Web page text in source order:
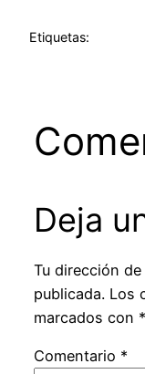
Etiquetas:
Deja
Tu dirección
publicada. Los
marcados con *
Comentario *